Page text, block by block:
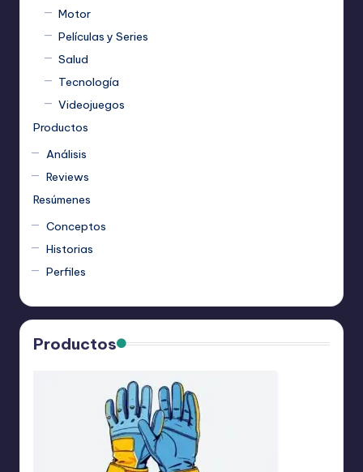
Motor
Películas y Series
Salud
Tecnología
Videojuegos
Productos
Análisis
Reviews
Resúmenes
Conceptos
Historias
Perfiles
Productos